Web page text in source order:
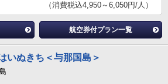
（消費税込4,950～6,050円/人）
航空券付プラン一覧
いぬきち＜与那国島＞